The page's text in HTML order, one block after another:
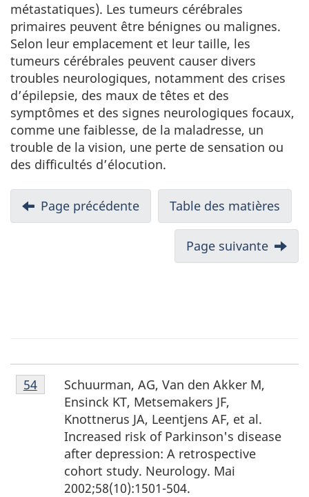
métastatiques). Les tumeurs cérébrales
primaires peuvent être bénignes ou malignes.
Selon leur emplacement et leur taille, les
tumeurs cérébrales peuvent causer divers
troubles neurologiques, notamment des crises
d’épilepsie, des maux de têtes et des
symptômes et des signes neurologiques focaux,
comme une faiblesse, de la maladresse, un
trouble de la vision, une perte de sensation ou
des difficultés d’élocution.
Page précédente Table des matières
Page suivante
Notes
de
Schuurman, AG, Van den Akker M,
Ensinck KT, Metsemakers JF,
Knottnerus JA, Leentjens AF, et al.
Increased risk of Parkinson's disease
after depression: A retrospective
cohort study. Neurology. Mai
2002;58(10):1501-504.
Retour à la référence de la note de bas de page
54